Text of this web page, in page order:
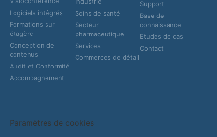
Logiciels intégrés
Formations sur
étagère
Conception de
contenus
Audit et Conformité
Accompagnement
Soins de santé
Secteur
pharmaceutique
Services
Commerces de détail
Support
Base de
connaissance
Etudes de cas
Contact
Paramètres de cookies